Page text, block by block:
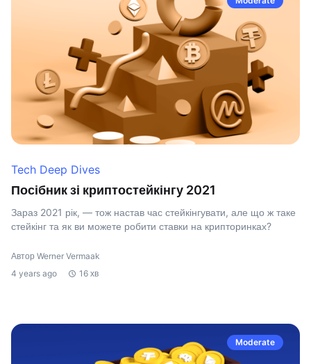
Tech Deep Dives
Посібник зі криптостейкінгу 2021
Зараз 2021 рік, — тож настав час стейкінгувати, але що ж таке
стейкінг та як ви можете робити ставки на крипторинках?
Автор Werner Vermaak
4 years ago
16 хв
Moderate